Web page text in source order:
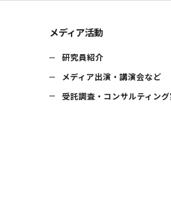
メディア活動
研究員紹介
メディア出演・講演会など
受託調査・コンサルティン